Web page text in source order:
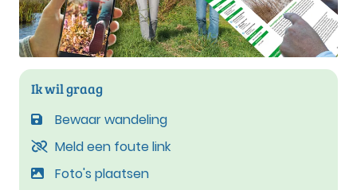
Ik wil graag
Bewaar wandeling
Meld een foute link
Foto's plaatsen